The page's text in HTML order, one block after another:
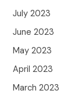
July 2023
June 2023
May 2023
April 2023
March 2023